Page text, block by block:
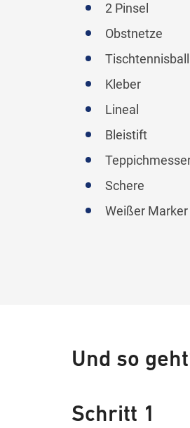
2 Pinsel
Obstnetze
Tischtennisball
Kleber
Lineal
Bleistift
Schere
Weißer Marker
Und so
Schritt 1